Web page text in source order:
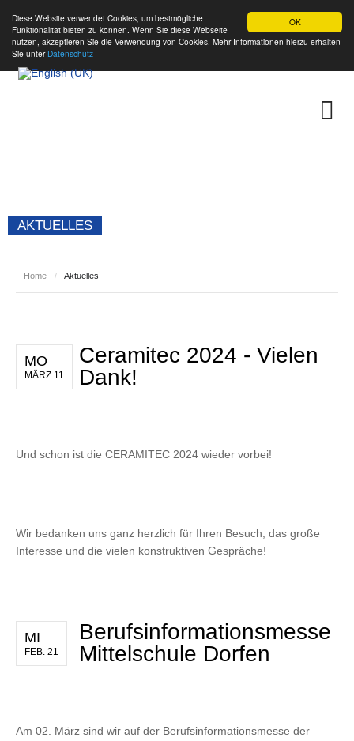
OK
Diese Website verwendet Cookies, um bestmögliche
Funktionalität bieten zu können. Wenn Sie diese Webseite
nutzen, akzeptieren Sie die Verwendung von Cookies. Mehr Informationen hierzu erhalten
Sie unter Datenschutz
AKTUELLES
Home / Aktuelles
MO
MÄRZ 11
Ceramitec 2024 - Vielen
Dank!
Und schon ist die CERAMITEC 2024 wieder vorbei!
Wir bedanken uns ganz herzlich für Ihren Besuch, das große
Interesse und die vielen konstruktiven Gespräche!
MI
FEB. 21
Berufsinformationsmesse
Mittelschule Dorfen
Am 02. März sind wir auf der Berufsinformationsmesse der